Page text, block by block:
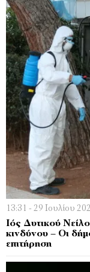
13:31 - 29 Ιουλίου
Ιός Δυτικού
κινδύνου – Οι
επιτήρηση